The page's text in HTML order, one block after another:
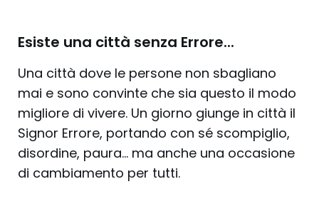
Esiste una città senza Errore...
Una città dove le persone non sbagliano
mai e sono convinte che sia questo il modo
migliore di vivere. Un giorno giunge in città il
Signor Errore, portando con sé scompiglio,
disordine, paura… ma anche una occasione
di cambiamento per tutti.